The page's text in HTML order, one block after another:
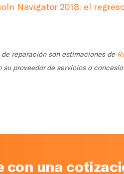
Navigator 2018: el
de reparación son estimaciones de
su proveedor de servicios o
con una